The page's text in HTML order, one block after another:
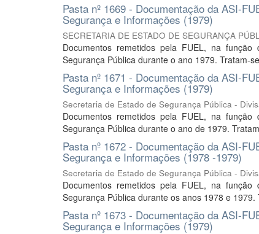
Pasta nº 1669 - Documentação da ASI-
Segurança e Informações (1979)
SECRETARIA DE ESTADO DE SEGURANÇA
Documentos remetidos pela FUEL, na
Segurança Pública durante o ano 1979. Tratam-
Pasta nº 1671 - Documentação da ASI-
Segurança e Informações (1979)
Secretaria de Estado de Segurança Pública -
Documentos remetidos pela FUEL, na
Segurança Pública durante o ano de 1979.
Pasta nº 1672 - Documentação da ASI-
Segurança e Informações (1978 -1979)
Secretaria de Estado de Segurança Pública -
Documentos remetidos pela FUEL, na
Segurança Pública durante os anos 1978 e
Pasta nº 1673 - Documentação da ASI-
Segurança e Informações (1979)